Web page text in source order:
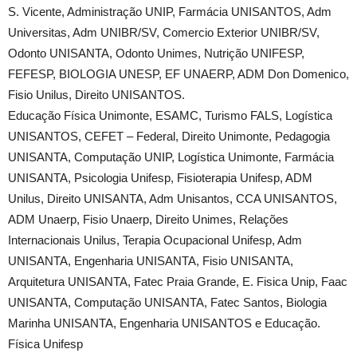
S. Vicente, Administração UNIP, Farmácia UNISANTOS, Adm
Universitas, Adm UNIBR/SV, Comercio Exterior UNIBR/SV,
Odonto UNISANTA, Odonto Unimes, Nutrição UNIFESP,
FEFESP, BIOLOGIA UNESP, EF UNAERP, ADM Don Domenico,
Fisio Unilus, Direito UNISANTOS.
Educação Física Unimonte, ESAMC, Turismo FALS, Logística
UNISANTOS, CEFET – Federal, Direito Unimonte, Pedagogia
UNISANTA, Computação UNIP, Logística Unimonte, Farmácia
UNISANTA, Psicologia Unifesp, Fisioterapia Unifesp, ADM
Unilus, Direito UNISANTA, Adm Unisantos, CCA UNISANTOS,
ADM Unaerp, Fisio Unaerp, Direito Unimes, Relações
Internacionais Unilus, Terapia Ocupacional Unifesp, Adm
UNISANTA, Engenharia UNISANTA, Fisio UNISANTA,
Arquitetura UNISANTA, Fatec Praia Grande, E. Fisica Unip, Faac
UNISANTA, Computação UNISANTA, Fatec Santos, Biologia
Marinha UNISANTA, Engenharia UNISANTOS e Educação.
Física Unifesp